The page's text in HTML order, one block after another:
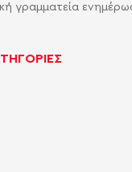
γραμματεία